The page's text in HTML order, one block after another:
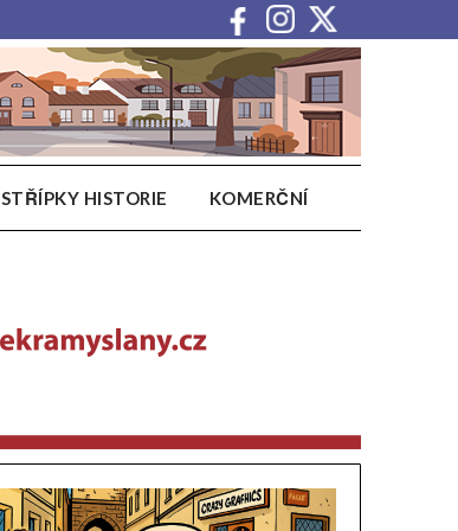
STŘÍPKY HISTORIE KOMERČNÍ